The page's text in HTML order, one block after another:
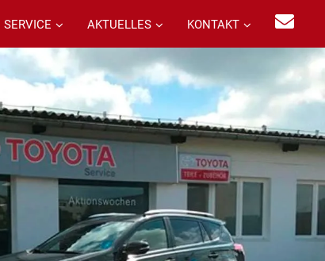
SERVICE AKTUELLES KONTAKT